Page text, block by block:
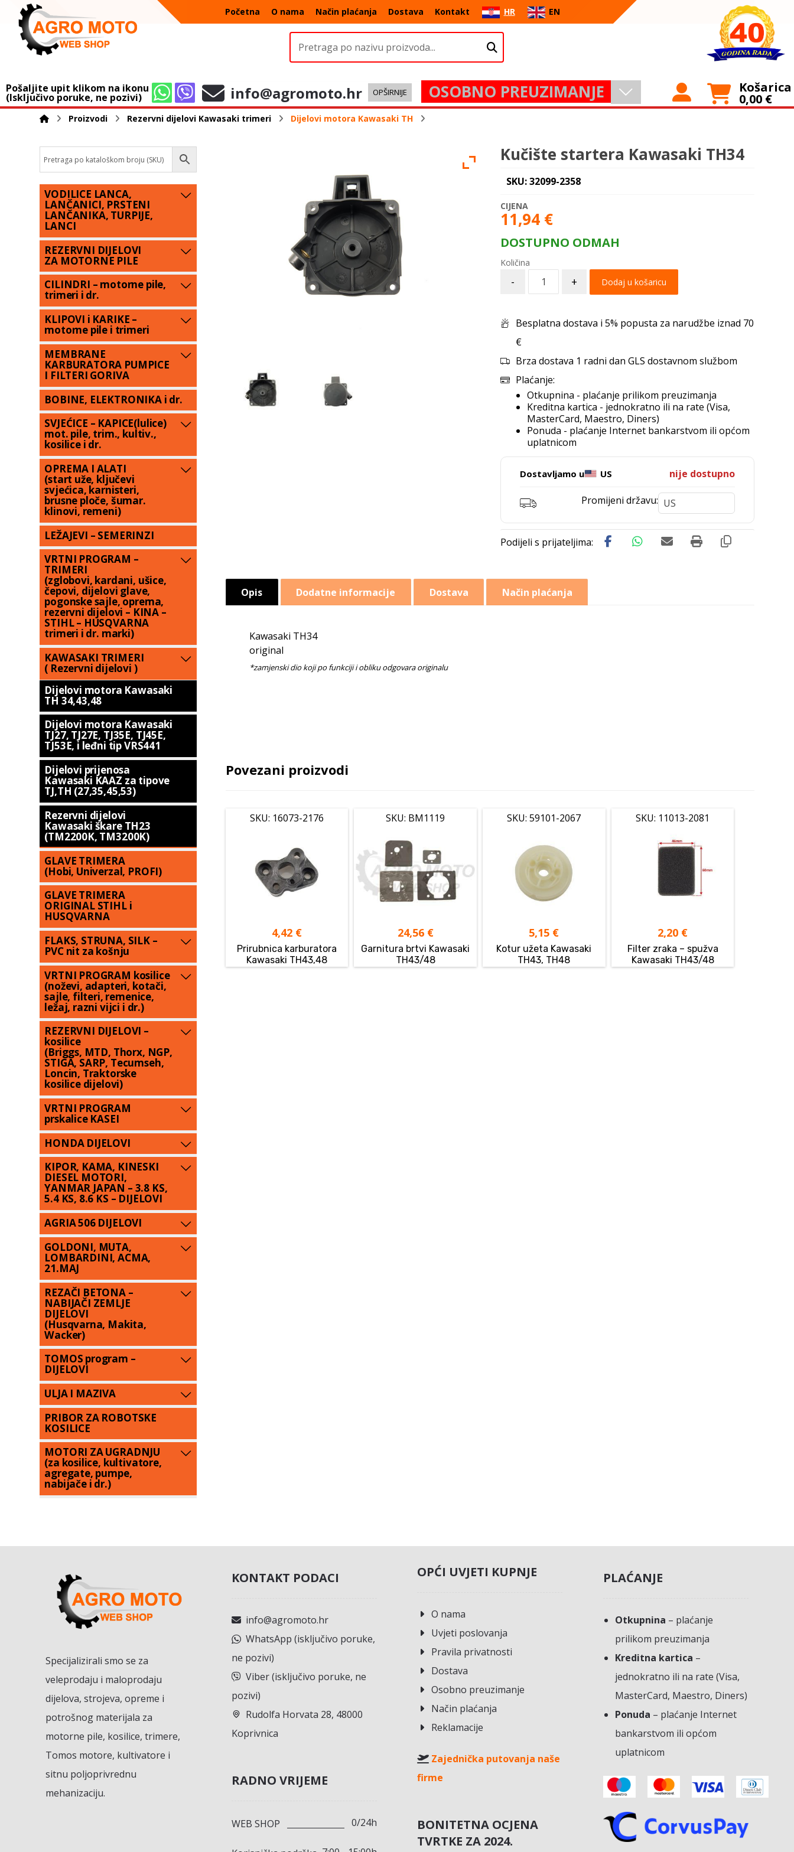
Početna O nama Način plaćanja Dostava Kontakt HR EN
Pošaljite upit klikom na ikonu
(Isključivo poruke, ne pozivi) info@agromoto.hr OPŠIRNIJE OSOBNO PREUZIMANJE Košarica
0,00 €
Proizvodi Rezervni dijelovi Kawasaki trimeri Dijelovi motora Kawasaki TH
Kučište startera Kawasaki TH34
SKU: 32099-2358
11,94 €
DOSTUPNO ODMAH
- + Dodaj u košaricu
Besplatna dostava i 5% popusta za narudžbe iznad 70
€
Brza dostava 1 radni dan GLS dostavnom službom
Plaćanje:
Otkupnina - plaćanje prilikom preuzimanja
Kreditna kartica - jednokratno ili na rate (Visa,
MasterCard, Maestro, Diners)
Ponuda - plaćanje Internet bankarstvom ili općom
uplatnicom
Dostavljamo u US nije dostupno
Promijeni državu:
Opis Dodatne informacije Dostava Način plaćanja
Kawasaki TH34
original
Povezani proizvodi
SKU: 16073-2176
4,42 €
Prirubnica karburatora
Kawasaki TH43,48
SKU: BM1119
24,56 €
Garnitura brtvi Kawasaki
TH43/48
SKU: 59101-2067
5,15 €
Kotur užeta Kawasaki
TH43, TH48
SKU: 11013-2081
2,20 €
Filter zraka – spužva
Kawasaki TH43/48
VODILICE LANCA,
LANČANICI, PRSTENI
LANČANIKA, TURPIJE,
LANCI
REZERVNI DIJELOVI
ZA MOTORNE PILE
CILINDRI – motorne pile,
trimeri i dr.
KLIPOVI i KARIKE –
motorne pile i trimeri
MEMBRANE
KARBURATORA PUMPICE
I FILTERI GORIVA
BOBINE, ELEKTRONIKA i dr.
SVJEĆICE – KAPICE(lulice)
mot. pile, trim., kultiv.,
kosilice i dr.
OPREMA I ALATI
(start uže, ključevi
svjećica, karnisteri,
brusne ploče, šumar.
klinovi, remeni)
LEŽAJEVI – SEMERINZI
VRTNI PROGRAM –
TRIMERI
(zglobovi, kardani, ušice,
čepovi, dijelovi glave,
pogonske sajle, oprema,
rezervni dijelovi – KINA –
STIHL – HUSQVARNA
trimeri i dr. marki)
KAWASAKI TRIMERI
( Rezervni dijelovi )
Dijelovi motora Kawasaki
TH 34,43,48
Dijelovi motora Kawasaki
TJ27, TJ27E, TJ35E, TJ45E,
TJ53E, i leđni tip VRS441
Dijelovi prijenosa
Kawasaki KAAZ za tipove
TJ,TH (27,35,45,53)
Rezervni dijelovi
Kawasaki škare TH23
(TM2200K, TM3200K)
GLAVE TRIMERA
(Hobi, Univerzal, PROFI)
GLAVE TRIMERA
ORIGINAL STIHL i
HUSQVARNA
FLAKS, STRUNA, SILK –
PVC nit za košnju
VRTNI PROGRAM kosilice
(noževi, adapteri, kotači,
sajle, filteri, remenice,
ležaj, razni vijci i dr.)
REZERVNI DIJELOVI –
kosilice
(Briggs, MTD, Thorx, NGP,
STIGA, SARP, Tecumseh,
Loncin, Traktorske
kosilice dijelovi)
VRTNI PROGRAM
prskalice KASEI
HONDA DIJELOVI
KIPOR, KAMA, KINESKI
DIESEL MOTORI,
YANMAR JAPAN – 3.8 KS,
5.4 KS, 8.6 KS – DIJELOVI
AGRIA 506 DIJELOVI
GOLDONI, MUTA,
LOMBARDINI, ACMA,
21.MAJ
REZAČI BETONA –
NABIJAČI ZEMLJE
DIJELOVI
(Husqvarna, Makita,
Wacker)
TOMOS program –
DIJELOVI
ULJA I MAZIVA
PRIBOR ZA ROBOTSKE
KOSILICE
MOTORI ZA UGRADNJU
(za kosilice, kultivatore,
agregate, pumpe,
nabijače i dr.)
Specijalizirali smo se za
veleprodaju i maloprodaju
dijelova, strojeva, opreme i
potrošnog materijala za
motorne pile, kosilice, trimere,
Tomos motore, kultivatore i
sitnu poljoprivrednu
mehanizaciju.
KONTAKT PODACI
info@agromoto.hr
WhatsApp (isključivo poruke,
ne pozivi)
Viber (isključivo poruke, ne
pozivi)
Rudolfa Horvata 28, 48000
Koprivnica
RADNO VRIJEME
WEB SHOP 0/24h
OPĆI UVJETI KUPNJE
O nama
Uvjeti poslovanja
Pravila privatnosti
Dostava
Osobno preuzimanje
Način plaćanja
Reklamacije
Zajednička putovanja naše
firme
BONITETNA OCJENA
TVRTKE ZA 2024.
PLAĆANJE
Otkupnina – plaćanje
prilikom preuzimanja
Kreditna kartica –
jednokratno ili na rate (Visa,
MasterCard, Maestro, Diners)
Ponuda – plaćanje Internet
bankarstvom ili općom
uplatnicom